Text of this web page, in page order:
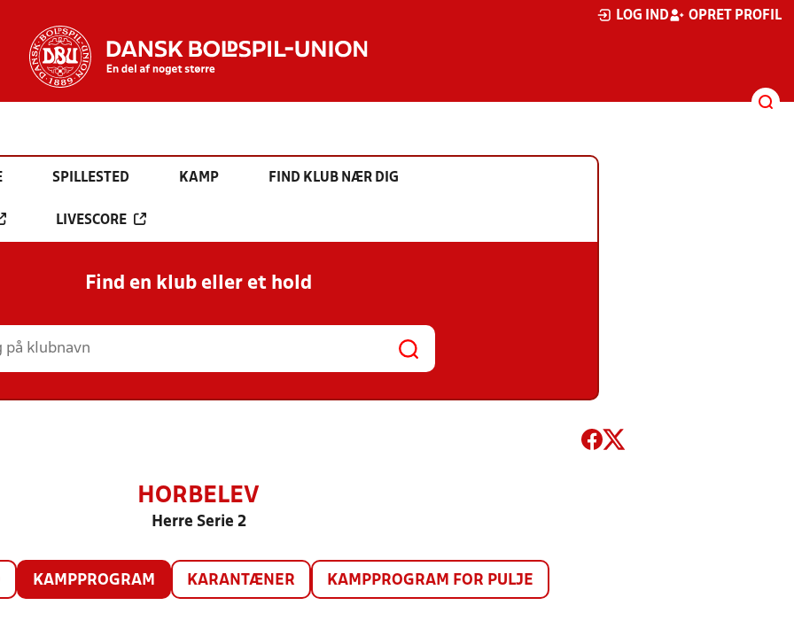
LOG IND OPRET PROFIL
SPILLESTED KAMP FIND KLUB NÆR DIG
LIVESCORE
Find en klub eller et hold
HORBELEV
Herre Serie 2
KAMPPROGRAM KARANTÆNER KAMPPROGRAM FOR PULJE